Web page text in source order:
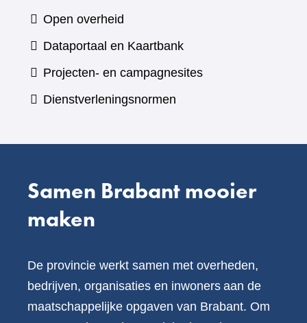
andere
website)
Open overheid
Dataportaal en Kaartbank(verwijst
naar
Projecten- en campagnesites
Dienstverleningsnormen
Samen Brabant mooier
maken
De provincie werkt samen met overheden,
bedrijven, organisaties en inwoners aan de
maatschappelijke opgaven van Brabant. Om